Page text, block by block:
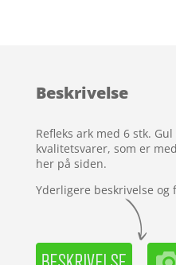
kundebedøm
Beskrivelse
Refleks ark med 6 stk.
kvalitetsvarer, som er
her på siden.
Yderligere beskrivelse